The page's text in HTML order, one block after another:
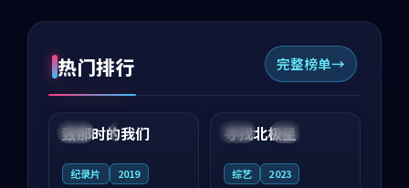
热门排行 完整榜单
中国 4K
99:22
致那时的我们
纪录片 2019
中国 4K
99:18
寻找北极星
综艺 2023